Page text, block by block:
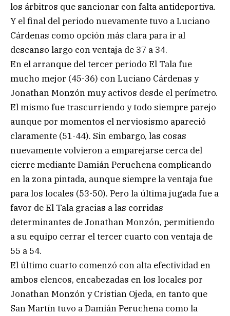
los árbitros que sancionar con falta antideportiva.
Y el final del periodo nuevamente tuvo a Luciano
Cárdenas como opción más clara para ir al
descanso largo con ventaja de 37 a 34.
En el arranque del tercer periodo El Tala fue
mucho mejor (45-36) con Luciano Cárdenas y
Jonathan Monzón muy activos desde el perímetro.
El mismo fue trascurriendo y todo siempre parejo
aunque por momentos el nerviosismo apareció
claramente (51-44). Sin embargo, las cosas
nuevamente volvieron a emparejarse cerca del
cierre mediante Damián Peruchena complicando
en la zona pintada, aunque siempre la ventaja fue
para los locales (53-50). Pero la última jugada fue a
favor de El Tala gracias a las corridas
determinantes de Jonathan Monzón, permitiendo
a su equipo cerrar el tercer cuarto con ventaja de
55 a 54.
El último cuarto comenzó con alta efectividad en
ambos elencos, encabezadas en los locales por
Jonathan Monzón y Cristian Ojeda, en tanto que
San Martín tuvo a Damián Peruchena como la